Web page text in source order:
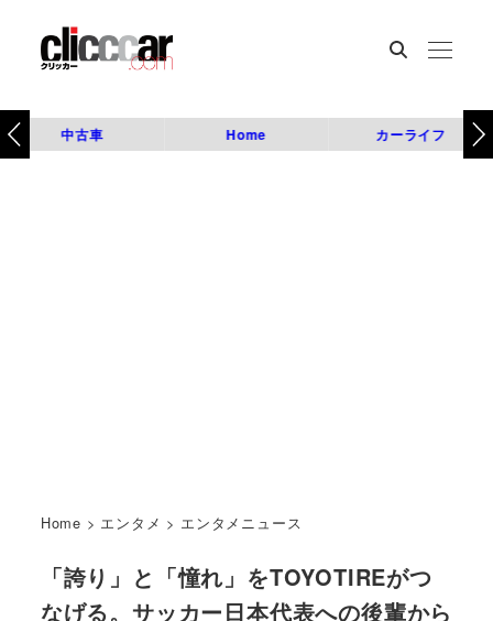
中古車 Home カーライフ
Home > エンタメ > エンタメニュース
「誇り」と「憧れ」をTOYOTIREがつ
なげる。サッカー日本代表への後輩から